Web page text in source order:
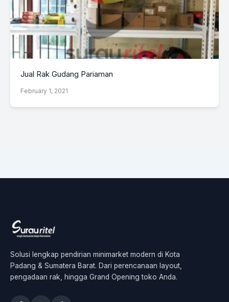
Jual Rak Gudang Pariaman
February 1, 2021
Solusi lengkap pendirian minimarket modern di Kota
Padang & Sumatera Barat. Dari perencanaan layout,
pengadaan rak, hingga Grand Opening toko Anda.